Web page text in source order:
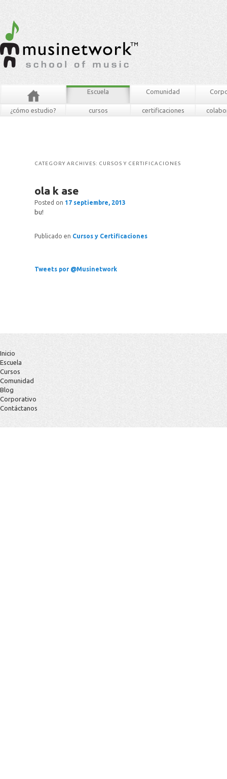
Escuela Comunidad
¿cómo estudio? cursos certificaciones
CATEGORY ARCHIVES: CURSOS Y CERTIFICACIONES
ola k ase
Posted on 17 septiembre, 2013
bu!
Publicado en Cursos y Certificaciones
Tweets por @Musinetwork
Inicio
Escuela
Cursos
Comunidad
Blog
Corporativo
Contáctanos